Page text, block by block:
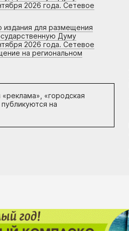
2026 года. Сетевое
издания для размещения
Думу
2026 года. Сетевое
на региональном
«реклама», «городская
на